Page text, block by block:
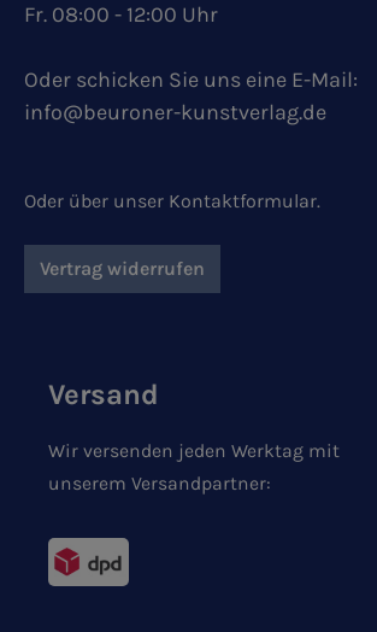
Fr. 08:00 - 12:00 Uhr
Oder schicken Sie uns eine E-Mail:
info@beuroner-kunstverlag.de
Oder über unser Kontaktformular.
Vertrag widerrufen
Versand
Wir versenden jeden Werktag mit
unserem Versandpartner: